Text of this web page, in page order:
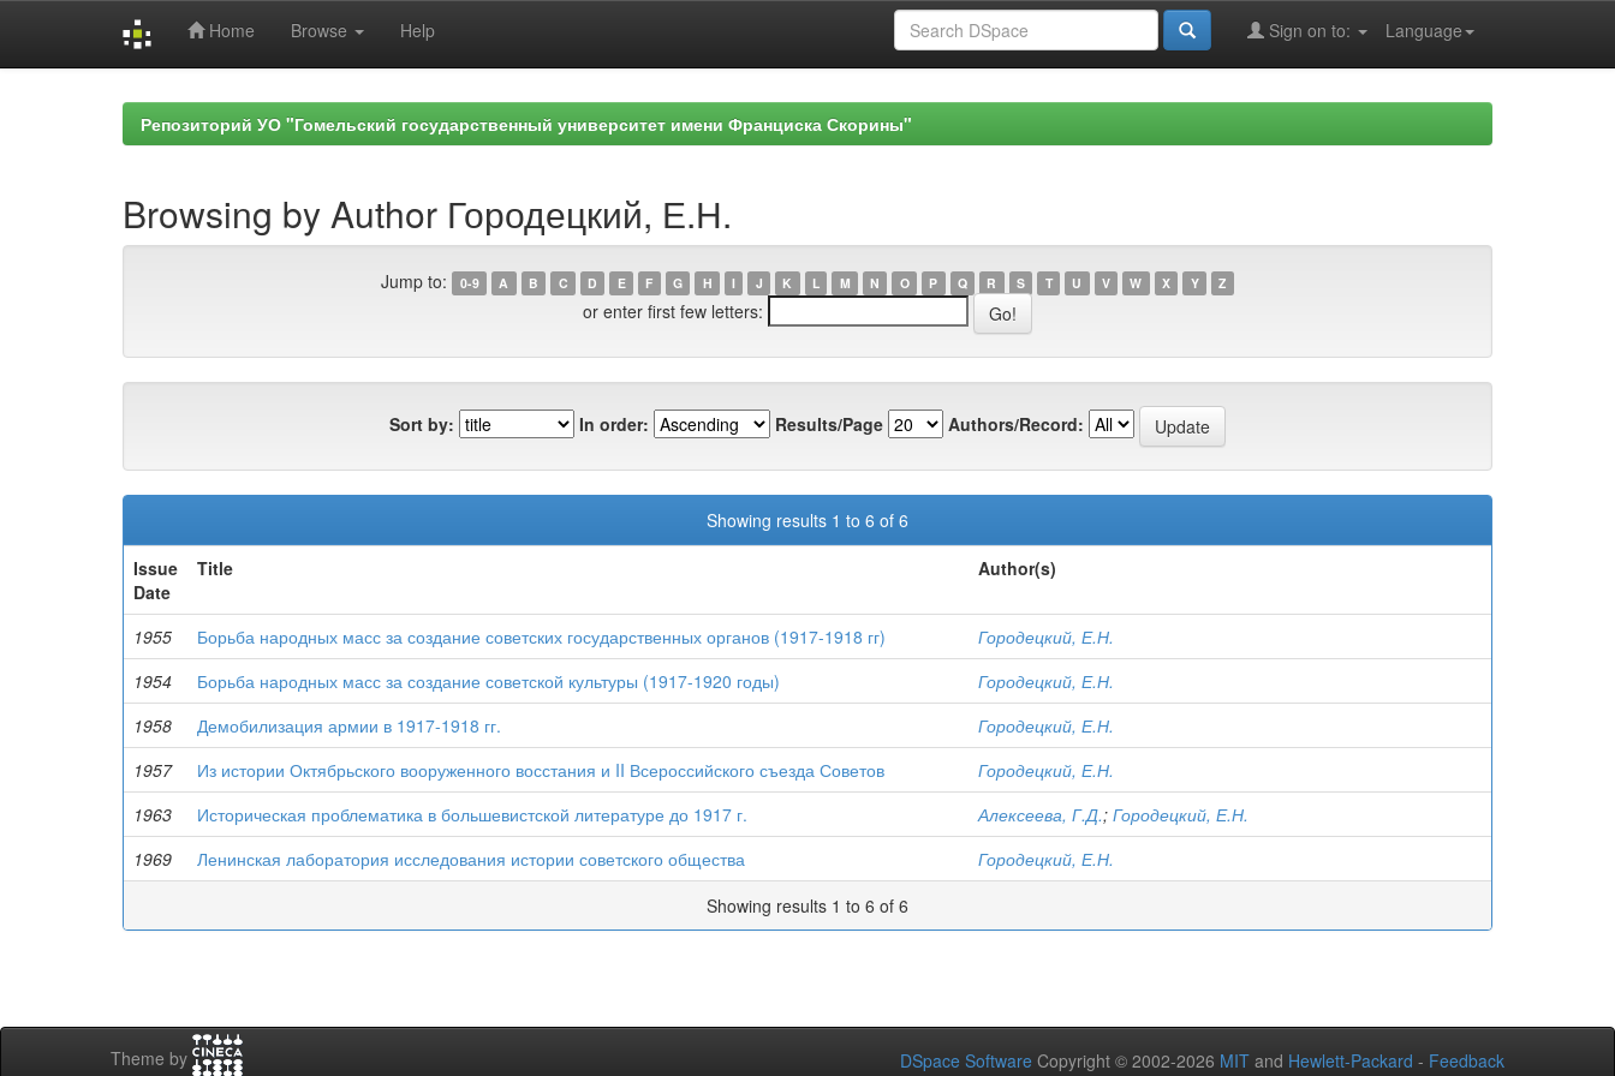
Home Browse Help Language
Sign on to:
Репозиторий УО "Гомельский государственный университет имени Франциска Скорины"
Browsing by Author Городецкий, Е.Н.
Jump to: 0-9 A B C D E F G H I J K L M N O P Q R S T U V W X Y Z
or enter first few letters:
Sort by: In order: Results/Page Authors/Record:
Showing results 1 to 6 of 6
Issue
Date
Title Author(s)
1955 Борьба народных масс за создание советских государственных органов (1917-1918 гг)
Городецкий, Е.Н.
1954
Борьба народных масс за создание советской культуры (1917-1920 годы)
Городецкий, Е.Н.
1958
Демобилизация армии в 1917-1918 гг.
Городецкий, Е.Н.
1957
Из истории Октябрьского вооруженного восстания и II Всероссийского съезда Советов
Городецкий, Е.Н.
1963
Историческая проблематика в большевистской литературе до 1917 г. Алексеева, Г.Д.; Городецкий, Е.Н.
1969
Ленинская лаборатория исследования истории советского общества
Городецкий, Е.Н.
Showing results 1 to 6 of 6
Theme by DSpace Software Copyright © 2002-2026 MIT and Hewlett-Packard - Feedback